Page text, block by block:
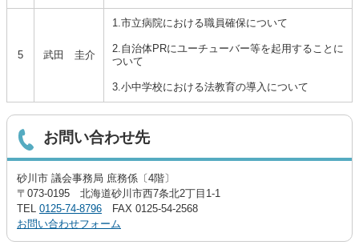
5 武田 圭介
1.市立病院における職員確保について
2.自治体PRにユーチューバー等を起用することに
ついて
3.小中学校における法教育の導入について
お問い合わせ先
砂川市 議会事務局 庶務係〔4階〕
〒073-0195 北海道砂川市西7条北2丁目1-1
TEL 0125-74-8796 FAX 0125-54-2568
お問い合わせフォーム